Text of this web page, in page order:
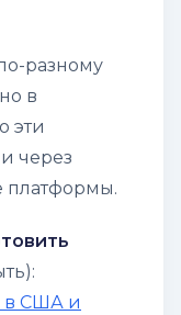
разному
в
эти
через
платформы.
в США и